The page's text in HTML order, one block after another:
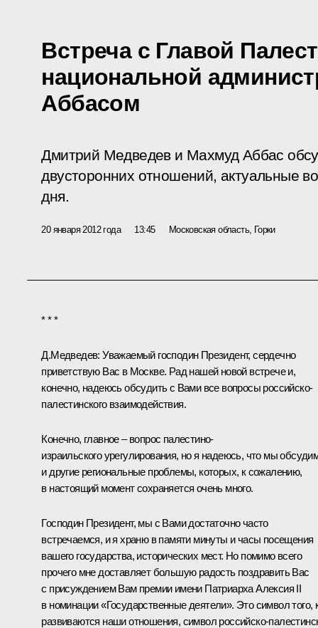
Встреча с Главой
национальной
Аббасом
Дмитрий Медведев и Махмуд Аббас
двусторонних отношений, актуальные
дня.
20 января 2012 года 13:45 Московская область, Горки
* * *
Д.Медведев: Уважаемый господин Президент, сердечно
приветствую Вас в Москве. Рад нашей новой встрече и,
конечно, надеюсь обсудить с Вами все вопросы российско-
палестинского взаимодействия.
Конечно, главное – вопрос палестино-
израильского урегулирования, но я надеюсь, что мы
и другие региональные проблемы, которых, к сожалению,
в настоящий момент сохраняется очень много.
Господин Президент, мы с Вами достаточно часто
встречаемся, и я храню в памяти минуты и часы посещения
вашего государства, исторических мест. Но помимо всего
прочего мне доставляет большую радость поздравить Вас
с присуждением Вам премии имени Патриарха Алексия II
в номинации «Государственные деятели». Это символ того,
развиваются наши отношения, символ российско-